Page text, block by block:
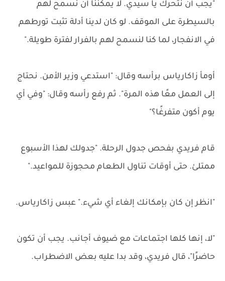
"يجب أن نتحرك يا سيدي. لا يمكننا أن نسمح لهم
بالسيطرة على الموقف. لو كان لدينا أدلة تثبت تورطهم
في الانفجار، لما كنا لنسمح لهم بالفرار لفترة طويلة."
أومأ زاكارياس برأسه وقال: "استدعي وزير الأمن. نحتاج
إلى العمل معًا هذه المرة". ثم رفع رأسه وقال: "وفي أي
يوم أكون متفرغًا؟"
قام فريدي بفحص جدول الرحلة. "جدولك لهذا الأسبوع
ممتلئ. حتى أوقات تناول الطعام محجوزة للمواعيد."
"انظر إن كان بإمكانك إلغاء أي شيء." عبس زاكارياس.
"لا، إنها كلها اجتماعات مع ضيوف أجانب. يجب أن تكون
حاضرًا"، قال فريدي، وقد بدا عليه بعض الاضطراب.